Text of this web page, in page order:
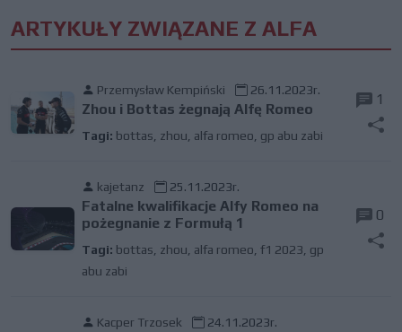
ARTYKUŁY ZWIĄZANE Z ALFA
Przemysław Kempiński 26.11.2023r.
Zhou i Bottas żegnają Alfę Romeo
Tagi: bottas zhou alfa romeo gp abu zabi
1
kajetanz 25.11.2023r.
Fatalne kwalifikacje Alfy Romeo na
pożegnanie z Formułą 1
Tagi: bottas zhou alfa romeo f1 2023 gp
abu zabi
0
Kacper Trzosek 24.11.2023r.